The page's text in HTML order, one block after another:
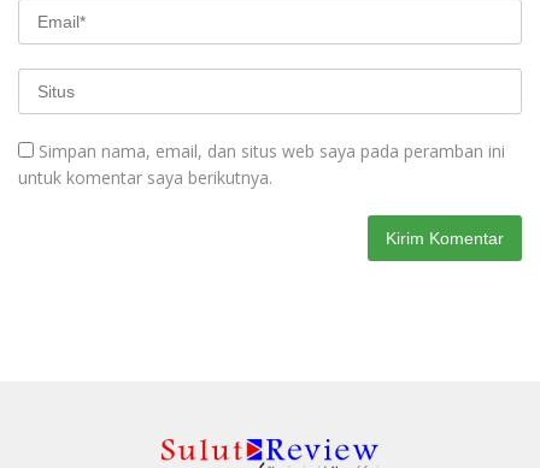
Simpan nama, email, dan situs web saya pada peramban ini
untuk komentar saya berikutnya.